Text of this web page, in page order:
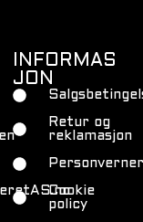
INFORMAS
JON
Retur og
reklamasjon
Cookie
policy